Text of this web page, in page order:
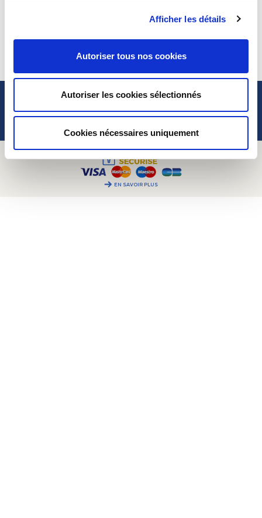
Afficher les détails
Autoriser tous nos cookies
Autoriser les cookies sélectionnés
Cookies nécessaires uniquement
Lundi, mardi, jeudi :
09h00 – 12h00 /
14h00 – 17h00
GESTION DES COOKIES
2CV MÉHARI CLUB CASSIS
POUR VOTRE AIDE
EN SAVOIR PLUS